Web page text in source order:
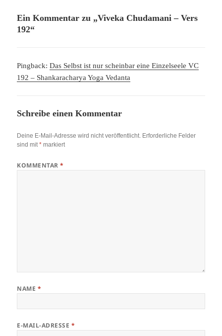
Ein Kommentar zu „Viveka Chudamani – Vers
192“
Pingback:Das Selbst ist nur scheinbar eine Einzelseele VC
192 – Shankaracharya Yoga Vedanta
Schreibe einen Kommentar
Deine E-Mail-Adresse wird nicht veröffentlicht. Erforderliche Felder
sind mit* markiert
KOMMENTAR*
NAME *
E-MAIL-ADRESSE *